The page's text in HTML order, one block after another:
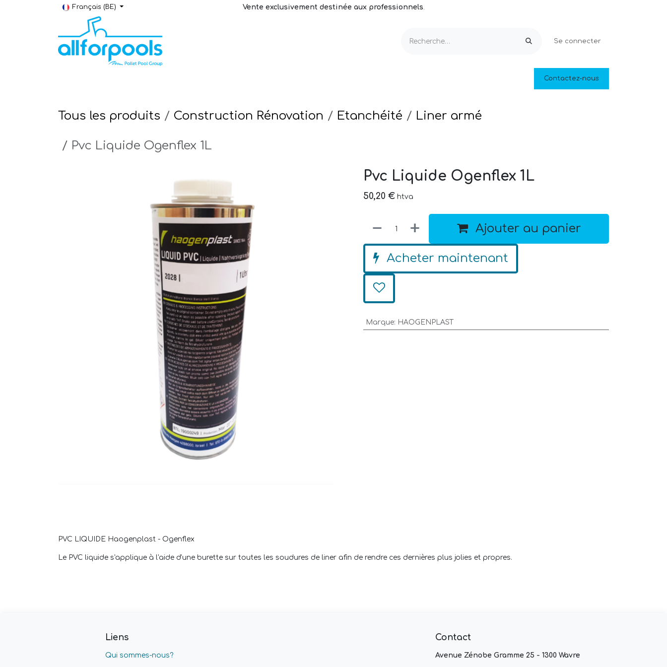
Se rendre au contenu
Français (BE) Vente exclusivement destinée aux professionnels.
Se connecter
Piscines naturelles
Contactez-nous
Tous les produits Construction Rénovation Etanchéité Liner armé
Pvc Liquide Ogenflex 1L
Pvc Liquide Ogenflex 1L
50,20 € htva
Ajouter au panier
Acheter maintenant
Marque: HAOGENPLAST
PVC LIQUIDE Haogenplast - Ogenflex
Le PVC liquide s'applique à l'aide d'une burette sur toutes les soudures de liner afin de rendre ces dernières plus jolies et propres.
Liens
Qui sommes-nous?
Contact
Avenue Zénobe Gramme 25 - 1300 Wavre